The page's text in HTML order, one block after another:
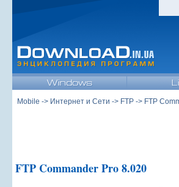
Mobile -> Интернет и Сети -> FTP -> FTP
FTP Commander Pro 8.020